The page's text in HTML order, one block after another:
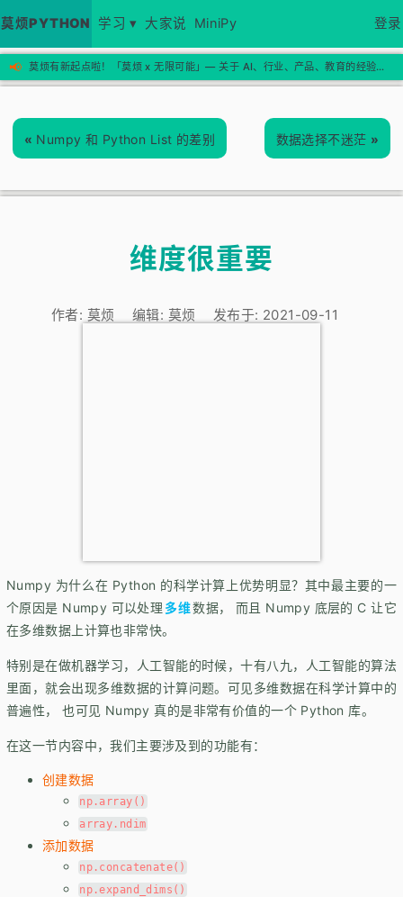
莫烦PYTHON 学习 ▾ 大家说 MiniPy 登录
📢 莫烦有新起点啦！「莫烦 x 无限可能」— 关于 AI、行业、产品、教育的经验思考，欢迎来新站看看 →
« Numpy 和 Python List 的差别 数据选择不迷茫 »
维度很重要
作者: 莫烦 编辑: 莫烦 发布于: 2021-09-11
Numpy 为什么在 Python 的科学计算上优势明显？其中最主要的一
个原因是 Numpy 可以处理 多维数据， 而且 Numpy 底层的 C 让它
在多维数据上计算也非常快。
特别是在做机器学习，人工智能的时候，十有八九，人工智能的算法
里面，就会出现多维数据的计算问题。可见多维数据在科学计算中的
普遍性， 也可见 Numpy 真的是非常有价值的一个 Python 库。
在这一节内容中，我们主要涉及到的功能有：
创建数据
np.array()
array.ndim
添加数据
np.concatenate()
np.expand_dims()